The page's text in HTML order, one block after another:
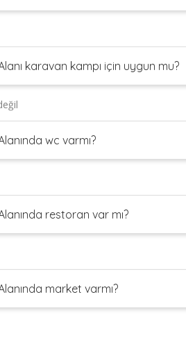
karavan kampı için uygun mu?
wc varmı?
restoran var mı?
market varmı?